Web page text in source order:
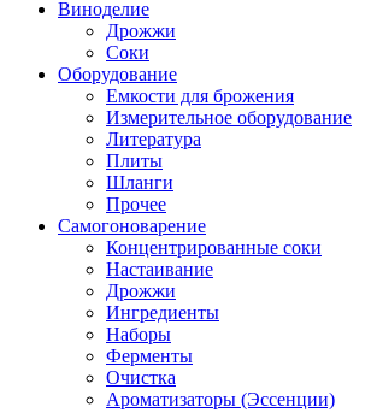
Виноделие
Дрожжи
Соки
Оборудование
Емкости для брожения
Измерительное оборудование
Литература
Плиты
Шланги
Прочее
Самогоноварение
Концентрированные соки
Настаивание
Дрожжи
Ингредиенты
Наборы
Ферменты
Очистка
Ароматизаторы (Эссенции)